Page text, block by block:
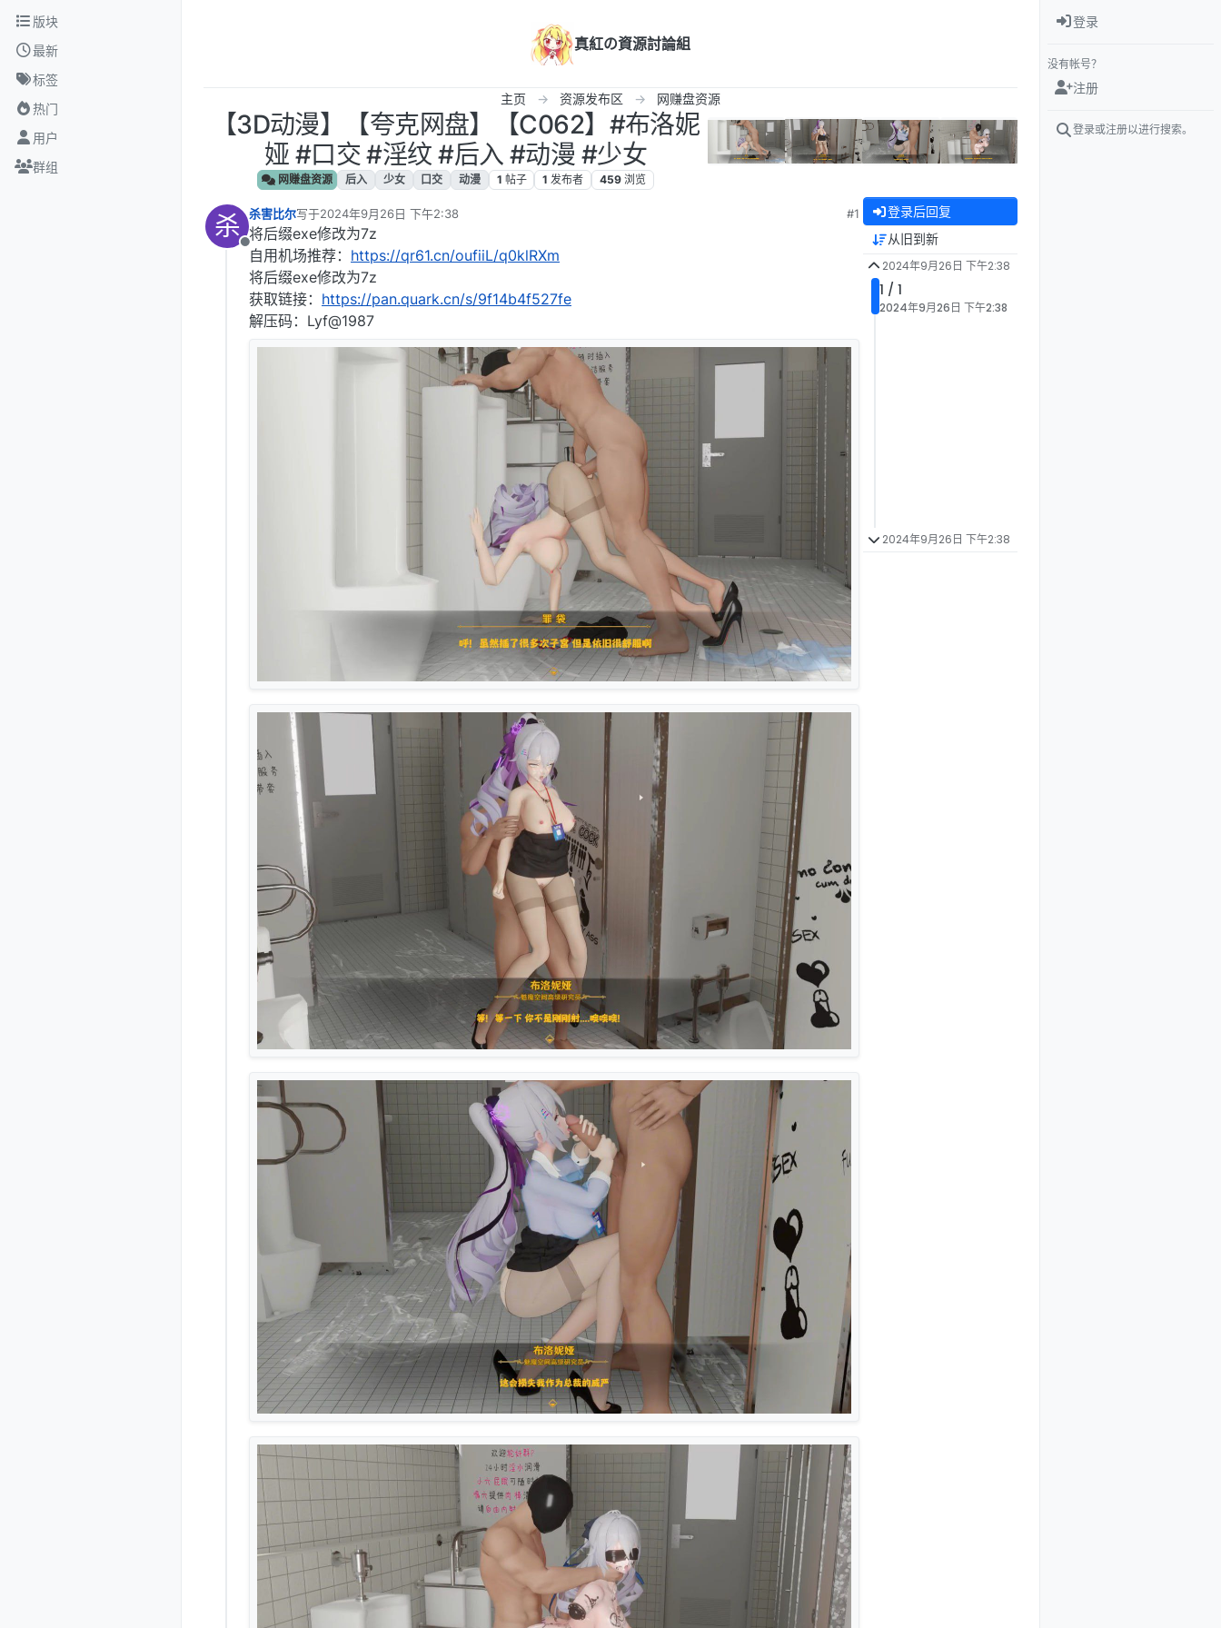
跳转至内容
版块
最新
标签
热门
用户
群组
真紅の資源討論組
主页 资源发布区 网赚盘资源
【3D动漫】‎【夸克网盘】【C062】#布洛妮
娅 #口交 #淫纹 #后入 #动漫 #少女
网赚盘资源 后入 少女 口交 动漫 1 帖子 1 发布者 459 浏览
杀
离线
杀害比尔写于2024年9月26日 下午2:38
最后由 编辑
#1
将后缀exe修改为7z
自用机场推荐： https://qr61.cn/oufiiL/q0klRXm
将后缀exe修改为7z
获取链接： https://pan.quark.cn/s/9f14b4f527fe
解压码：Lyf@1987
登录后回复
从旧到新
2024年9月26日 下午2:38
1 / 1
2024年9月26日 下午2:38
2024年9月26日 下午2:38
登录
没有帐号？
注册
登录或注册以进行搜索。